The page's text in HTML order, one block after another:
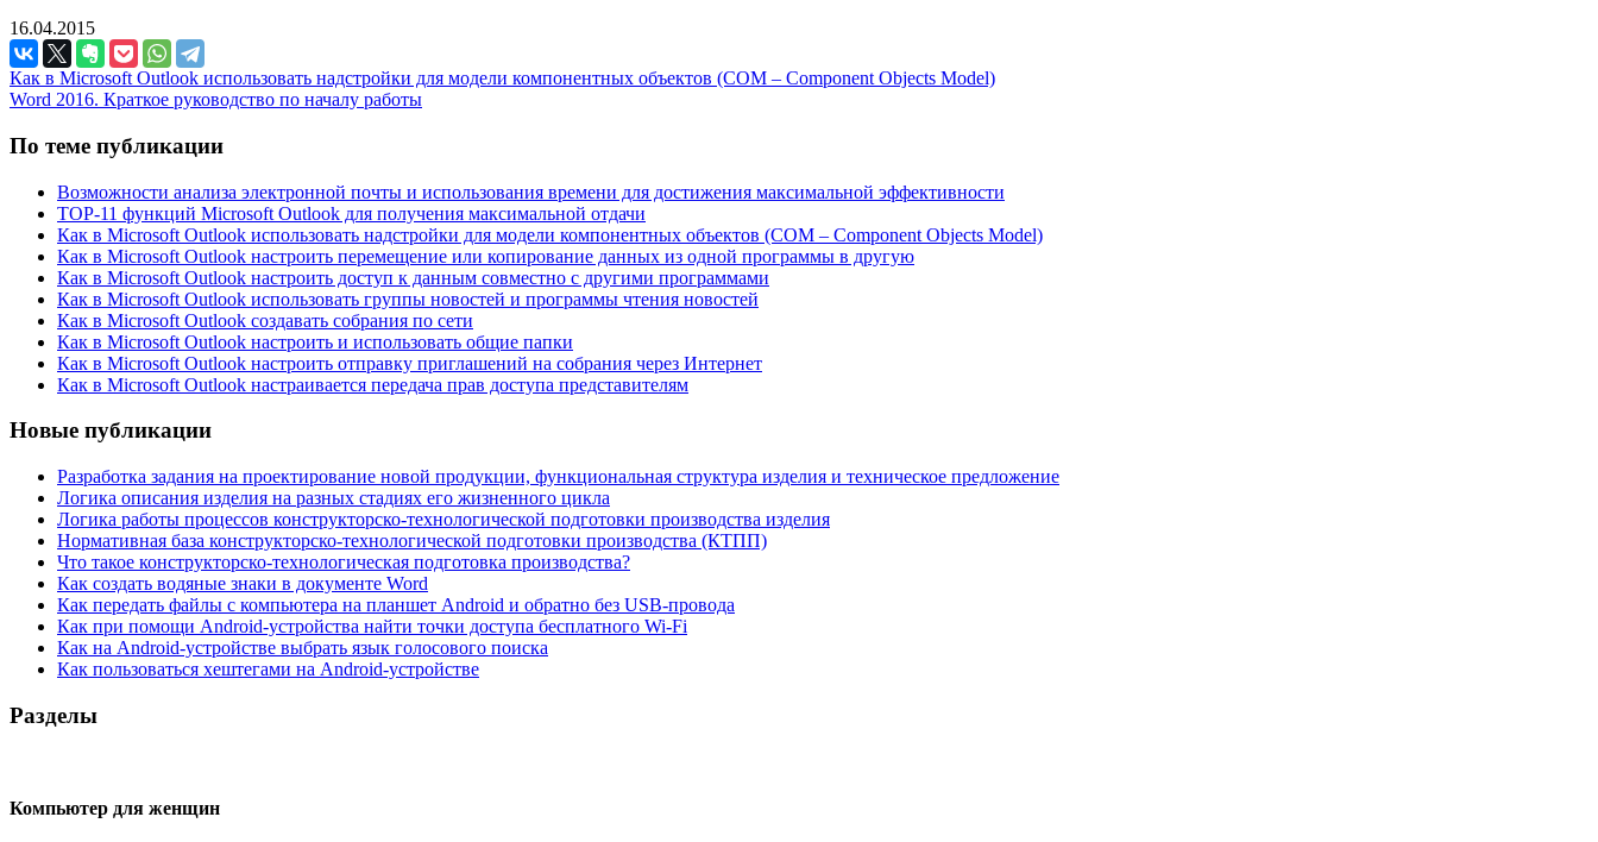
16.04.2015
Как в Microsoft Outlook использовать надстройки для модели компонентных объектов (COM – Component Objects Model)
Word 2016. Краткое руководство по началу работы
По теме публикации
Возможности анализа электронной почты и использования времени для достижения максимальной эффективности
TOP-11 функций Microsoft Outlook для получения максимальной отдачи
Как в Microsoft Outlook использовать надстройки для модели компонентных объектов (COM – Component Objects Model)
Как в Microsoft Outlook настроить перемещение или копирование данных из одной программы в другую
Как в Microsoft Outlook настроить доступ к данным совместно с другими программами
Как в Microsoft Outlook использовать группы новостей и программы чтения новостей
Как в Microsoft Outlook создавать собрания по сети
Как в Microsoft Outlook настроить и использовать общие папки
Как в Microsoft Outlook настроить отправку приглашений на собрания через Интернет
Как в Microsoft Outlook настраивается передача прав доступа представителям
Новые публикации
Разработка задания на проектирование новой продукции, функциональная структура изделия и техническое предложение
Логика описания изделия на разных стадиях его жизненного цикла
Логика работы процессов конструкторско-технологической подготовки производства изделия
Нормативная база конструкторско-технологической подготовки производства (КТПП)
Что такое конструкторско-технологическая подготовка производства?
Как создать водяные знаки в документе Word
Как передать файлы с компьютера на планшет Android и обратно без USB-провода
Как при помощи Android-устройства найти точки доступа бесплатного Wi-Fi
Как на Android-устройстве выбрать язык голосового поиска
Как пользоваться хештегами на Android-устройстве
Разделы
Компьютер для женщин